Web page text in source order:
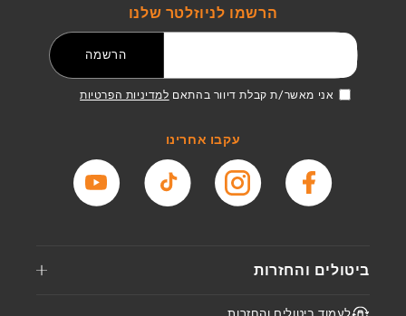
הרשמו לניוזלטר שלנו
הרשמה
אני מאשר/ת קבלת דיוור בהתאם למדיניות הפרטיות
עקבו אחרינו
פייסבוק אינסטגרם טיקטוק יוטיוב
ביטולים והחזרות